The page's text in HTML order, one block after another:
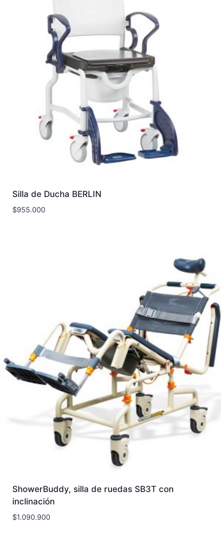
Silla de Ducha BERLIN
$955.000
ShowerBuddy, silla de ruedas SB3T con
inclinación
$1.090.900